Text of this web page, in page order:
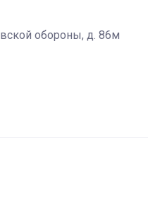
обороны, д. 86м